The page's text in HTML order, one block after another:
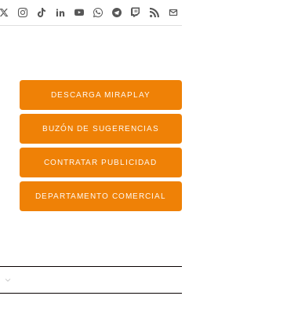
DESCARGA MIRAPLAY
BUZÓN DE SUGERENCIAS
CONTRATAR PUBLICIDAD
DEPARTAMENTO COMERCIAL